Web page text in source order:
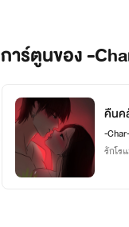
การ์ตูนของ -
คืนค
-Char-
รักโร